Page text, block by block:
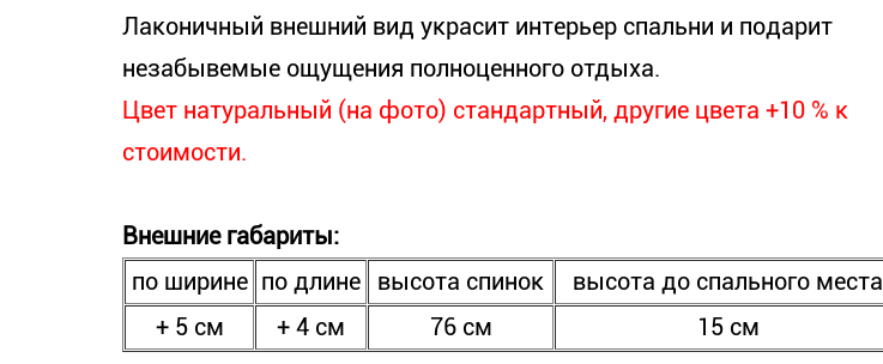
Лаконичный внешний вид украсит интерьер спальни и подарит
незабывемые ощущения полноценного отдыха.
Цвет натуральный (на фото) стандартный, другие цвета +10 % к
стоимости.
Внешние габариты:
по ширине по длине высота спинок
высота до спального места
+ 5 см
+ 4 см 76 см 15 см